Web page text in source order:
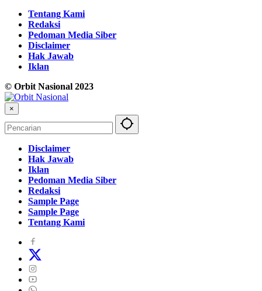
Tentang Kami
Redaksi
Pedoman Media Siber
Disclaimer
Hak Jawab
Iklan
© Orbit Nasional 2023
×
Disclaimer
Hak Jawab
Iklan
Pedoman Media Siber
Redaksi
Sample Page
Sample Page
Tentang Kami